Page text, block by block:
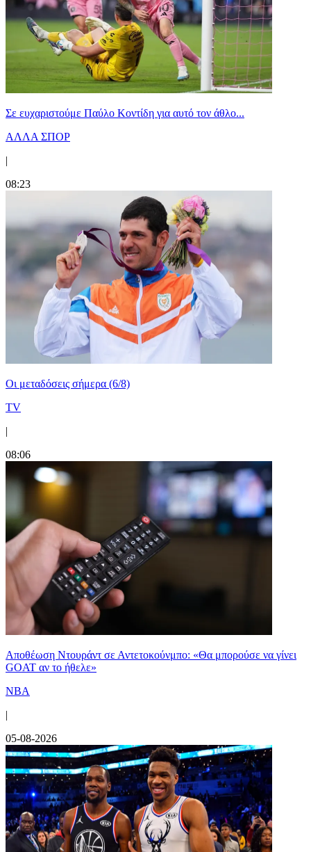
Σε ευχαριστούμε Παύλο Κοντίδη για αυτό τον άθλο...
ΑΛΛΑ ΣΠΟΡ
|
08:23
Οι μεταδόσεις σήμερα (6/8)
TV
|
08:06
Αποθέωση Ντουράντ σε Αντετοκούνμπο: «Θα μπορούσε να γίνει
GOAT αν το ήθελε»
NBA
|
05-08-2026